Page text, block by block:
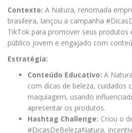
Contexto: A Natura, renomada
brasileira, lançou a campanha
TikTok para promover seus produtos
público jovem e engajado com
Estratégia:
Conteúdo Educativo: A
com dicas de beleza, cuidados
maquiagem, usando
apresentar os produtos.
Hashtag Challenge: Criou o
#DicasDeBelezaNatura,